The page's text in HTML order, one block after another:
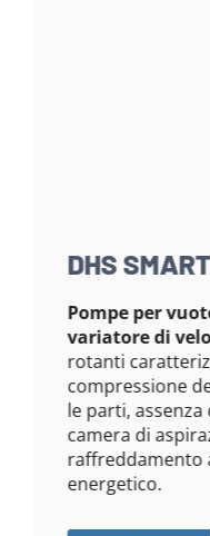
DHS SMART
Pompe per
variatore di
rotanti
compressione
le parti,
camera di
raffreddamento
energetico.